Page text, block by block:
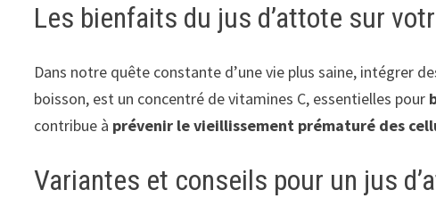
Les bienfaits du jus d’attote sur
Dans notre quête constante d’une vie plus saine, intégrer
boisson, est un concentré de vitamines C, essentielles pour
contribue à prévenir le vieillissement prématuré des
Variantes et conseils pour un jus